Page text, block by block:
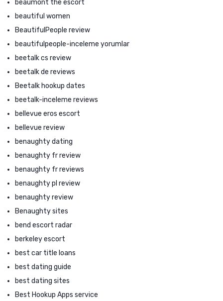
beaumont the escort
beautiful women
BeautifulPeople review
beautifulpeople-inceleme yorumlar
beetalk cs review
beetalk de reviews
Beetalk hookup dates
beetalk-inceleme reviews
bellevue eros escort
bellevue review
benaughty dating
benaughty fr review
benaughty fr reviews
benaughty pl review
benaughty review
Benaughty sites
bend escort radar
berkeley escort
best car title loans
best dating guide
best dating sites
Best Hookup Apps service